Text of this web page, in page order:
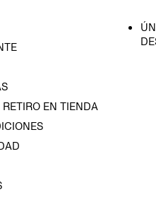
EN TIENDA